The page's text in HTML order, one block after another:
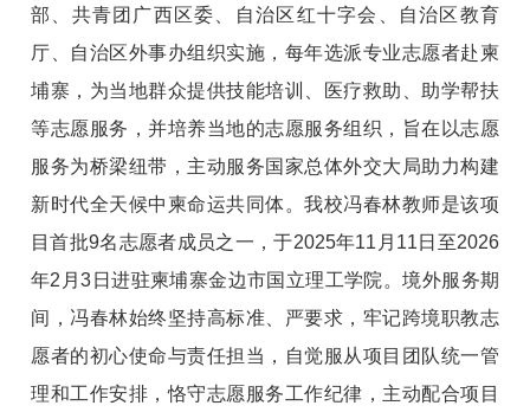
部、共青团广西区委、自治区红十字会、自治区教育
厅、自治区外事办组织实施，每年选派专业志愿者赴柬
埔寨，为当地群众提供技能培训、医疗救助、助学帮扶
等志愿服务，并培养当地的志愿服务组织，旨在以志愿
服务为桥梁纽带，主动服务国家总体外交大局助力构建
新时代全天候中柬命运共同体。我校冯春林教师是该项
目首批9名志愿者成员之一，于2025年11月11日至2026
年2月3日进驻柬埔寨金边市国立理工学院。境外服务期
间，冯春林始终坚持高标准、严要求，牢记跨境职教志
愿者的初心使命与责任担当，自觉服从项目团队统一管
理和工作安排，恪守志愿服务工作纪律，主动配合项目